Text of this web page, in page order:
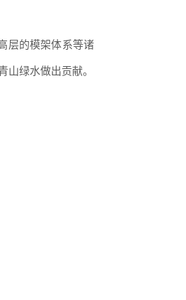
层的模架体系等诸
绿水做出贡献。